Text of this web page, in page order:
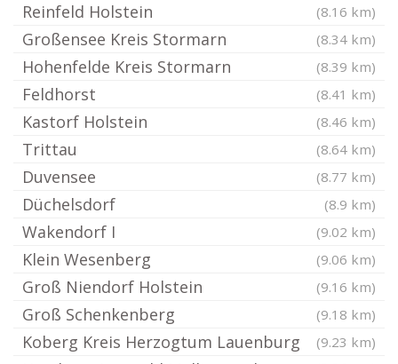
Reinfeld Holstein (8.16 km)
Großensee Kreis Stormarn (8.34 km)
Hohenfelde Kreis Stormarn (8.39 km)
Feldhorst (8.41 km)
Kastorf Holstein (8.46 km)
Trittau (8.64 km)
Duvensee (8.77 km)
Düchelsdorf (8.9 km)
Wakendorf I (9.02 km)
Klein Wesenberg (9.06 km)
Groß Niendorf Holstein (9.16 km)
Groß Schenkenberg (9.18 km)
Koberg Kreis Herzogtum Lauenburg (9.23 km)